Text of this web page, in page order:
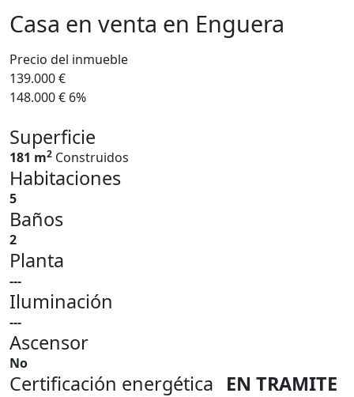
Casa en venta en Enguera
Precio del inmueble
139.000 €
148.000 € 6%
Superficie
181 m2 Construidos
Habitaciones
5
Baños
2
Planta
---
Iluminación
---
Ascensor
No
Certificación energética EN TRAMITE